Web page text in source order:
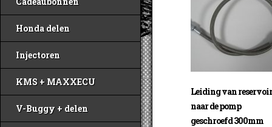
Honda delen
Injectoren
KMS + MAXXECU
V-Buggy + delen
Leiding van
naar de pomp
geschroefd 300mm